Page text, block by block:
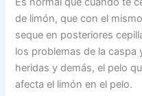
de limón, que con el
seque en posteriores
los problemas de la caspa
heridas y demás, el pelo
afecta el limón en el pelo.